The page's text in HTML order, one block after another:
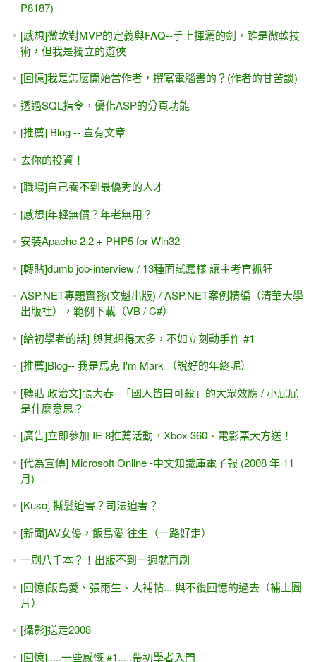
學 (9.9小時)
買書自修？或是上課？ -- 找出 適合 自己的學習胃口更重要！
ASP.NET MVC + WebForm雙範例 - WebAPI / WCF / Web
Service線上教學(7.5小時)
[youtube影片][ASP.NET專題實務] SQL Server 範例資料庫，
如何安裝？
ASP.NET MVC 三天入門課程（8折優惠 / 9vs1）
[Youtube] JSON - 20分鐘 快速入門
ASP.NET MVC，檔案上傳搭配資料庫（FileUpload 檔案二進
位存入資料表）
ASP.NET MVC 的 JavaScriptResult
CKeditor 5 搭配 ASP.NET MVC 或 Web Form
第一天 的 ASP.NET MVC線上課程 免費看（5.5小時）
[ASP.NET MVC] 01-1 初學者的第一堂課 (Youtube影片 / 正式
[舊學員回娘家] 免費3天 ASP.NET MVC影片 給您觀賞
自己寫 ASP.NET MVC分頁（.Skip() 與.Take() ）
VS2017，「新增網站」不見了，只剩「專案」
[youtube影片]ASP.NET專題實務(I)，上集第六章DetailsView
& FormView
[UI / UX] 使用者是笨蛋？！
如何用程式設計做到「主動關懷」員工？
無法開啟登入所要求的資料庫 xxx。登入失敗。 使用者
'XXX\yyyy' 的登入失敗
[團購] ASP.NET專題實務 (VS2017) 上下兩集 1220元含郵
天然瓦斯（自來瓦斯）與程式設計